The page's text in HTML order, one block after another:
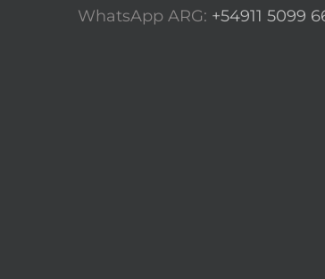
WhatsApp ARG: +54911 5099